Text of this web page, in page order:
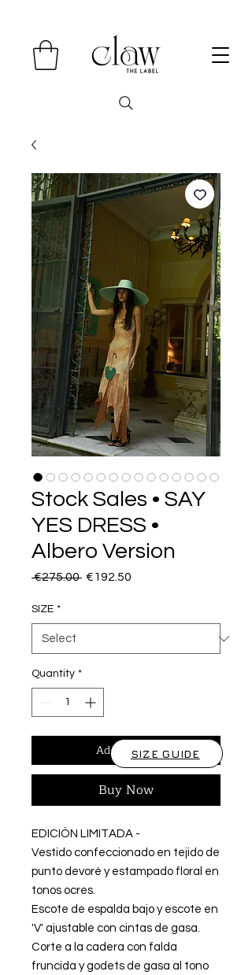
Stock Sales • SAY
YES DRESS •
Albero Version
€275.00 Regular
€192.50
SIZE *
Quantity *
Add to Cart
Buy Now
EDICIÓN LIMITADA -
Vestido confeccionado en tejido de
punto devoré y estampado floral en
tonos ocres.
Escote de espalda bajo y escote en
'V' ajustable con cintas de gasa.
Corte a la cadera con falda
fruncida y godets de gasa al tono
SIZE GUIDE